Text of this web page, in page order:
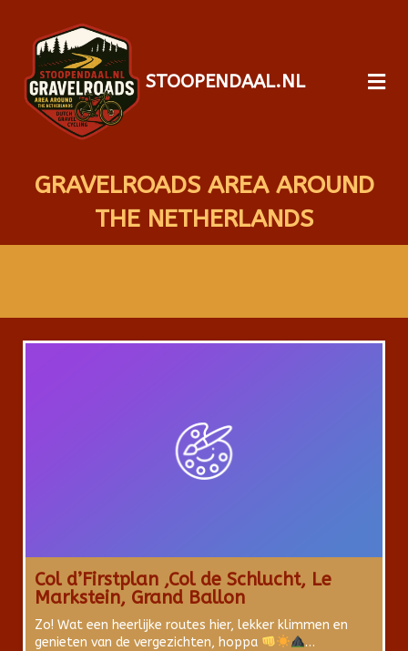
STOOPENDAAL.NL
GRAVELROADS AREA AROUND
THE NETHERLANDS
Col d’Firstplan ,Col de Schlucht, Le
Markstein, Grand Ballon
Zo! Wat een heerlijke routes hier, lekker klimmen en
genieten van de vergezichten, hoppa
…